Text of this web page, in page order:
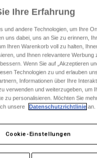
Zubehör
Jersey
Ihre Erfahrung
und andere Technologien, um Ihre
uns dabei, uns an Sie zu erinnern,
Ihren Warenkorb voll zu halten,
und Ihnen relevantere Werbung
Wenn Sie auf „Akzeptieren
Technologien zu und erlauben
Informationen über Ihre
verwenden und weiterzugeben, um
zu personalisieren. Möchten Sie
unsere
Datenschutzrichtlinie an.
Cookie-Einstellungen